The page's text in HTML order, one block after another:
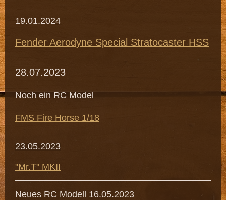
19.01.2024
Fender Aerodyne Special Stratocaster HSS
28.07.2023
Noch ein RC Model
FMS Fire Horse 1/18
23.05.2023
"Mr.T" MKII
Neues RC Modell 16.05.2023